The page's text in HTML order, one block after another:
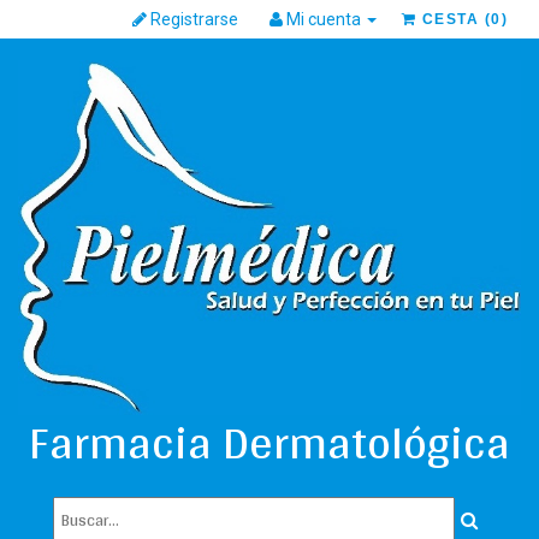
CESTA (0)
Registrarse Mi cuenta
Farmacia Dermatológica